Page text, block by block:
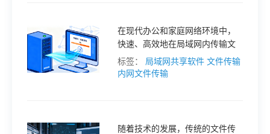
在现代办公和家庭网络环境中，
快速、高效地在局域网内传输文
件是提升工作效率和协作便利性
的关键。本文将为您详细介绍多
标签： 局域网共享软件 文件传输
内网文件传输
随着技术的发展，传统的文件传